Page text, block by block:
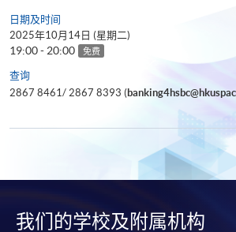
日期及时间
2025年10月14日 (星期二)
19:00 - 20:00 免费
查询
2867 8461/ 2867 8393 (
我们的学校及附属机构